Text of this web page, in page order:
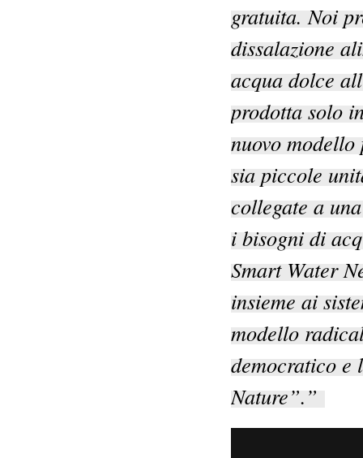
gratuita. Noi
dissalazione
acqua dolce
prodotta solo
nuovo
sia piccole
collegate a
i bisogni di
Smart Water
insieme ai
modello
democratico e
Nature”.”